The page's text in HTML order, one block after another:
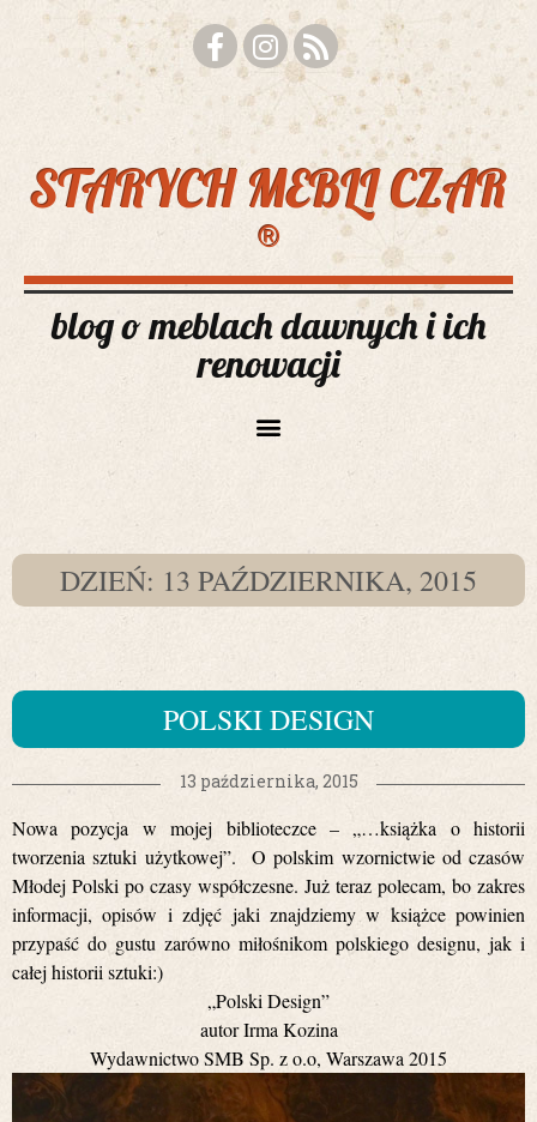
STARYCH MEBLI CZAR
®
blog o meblach dawnych i ich
renowacji
DZIEŃ: 13 PAŹDZIERNIKA, 2015
POLSKI DESIGN
13 października, 2015
Nowa pozycja w mojej biblioteczce – „…książka o historii
tworzenia sztuki użytkowej”. O polskim wzornictwie od czasów
Młodej Polski po czasy współczesne. Już teraz polecam, bo zakres
informacji, opisów i zdjęć jaki znajdziemy w książce powinien
przypaść do gustu zarówno miłośnikom polskiego designu, jak i
całej historii sztuki:)
„Polski Design”
autor Irma Kozina
Wydawnictwo SMB Sp. z o.o, Warszawa 2015